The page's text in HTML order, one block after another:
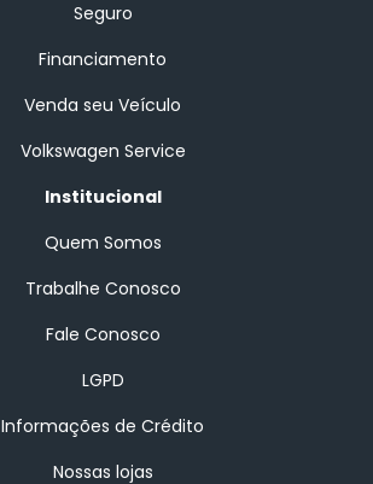
Seguro
Financiamento
Venda seu Veículo
Volkswagen Service
Institucional
Quem Somos
Trabalhe Conosco
Fale Conosco
LGPD
Informações de Crédito
Nossas lojas